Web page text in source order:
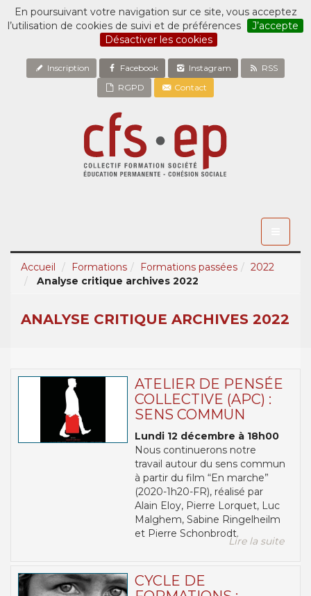
En poursuivant votre navigation sur ce site, vous acceptez
l’utilisation de cookies de suivi et de préférences
J’accepte
Désactiver les cookies
Inscription Facebook Instagram
RSS
RGPD
Contact
Accueil
Formations Formations passées
2022
Analyse critique archives 2022
ANALYSE CRITIQUE ARCHIVES 2022
ATELIER DE PENSÉE
COLLECTIVE (APC) :
SENS COMMUN
Lundi 12 décembre à 18h00
Nous continuerons notre
travail autour du sens commun
à partir du film “En marche”
(2020-1h20-FR), réalisé par
Alain Eloy, Pierre Lorquet, Luc
Malghem, Sabine Ringelheilm
et Pierre Schonbrodt.
Lire la suite
CYCLE DE